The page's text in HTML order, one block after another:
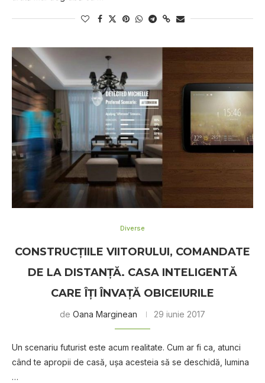
Diverse
CONSTRUCȚIILE VIITORULUI, COMANDATE
DE LA DISTANȚĂ. CASA INTELIGENTĂ
CARE ÎȚI ÎNVAȚĂ OBICEIURILE
de Oana Marginean 29 iunie 2017
Un scenariu futurist este acum realitate. Cum ar fi ca, atunci
când te apropii de casă, ușa acesteia să se deschidă, lumina
…